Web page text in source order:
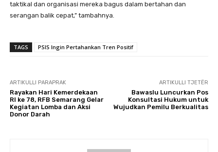
taktikal dan organisasi mereka bagus dalam bertahan dan
serangan balik cepat,” tambahnya.
TAGS PSIS Ingin Pertahankan Tren Positif
ARTIKULLI PARAPRAK
Rayakan Hari Kemerdekaan
RI ke 78, RFB Semarang Gelar
Kegiatan Lomba dan Aksi
Donor Darah
ARTIKULLI TJETËR
Bawaslu Luncurkan Pos
Konsultasi Hukum untuk
Wujudkan Pemilu Berkualitas